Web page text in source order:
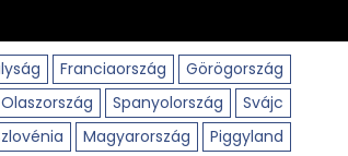
Franciaország
Görögország
Olaszország Spanyolország
Svájc
Magyarország Piggyland